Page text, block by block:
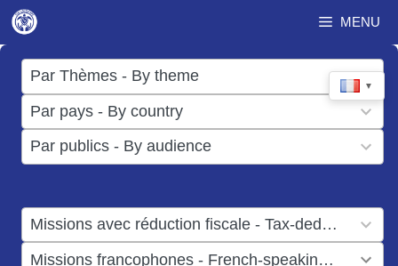
Aller
au
contenu
MENU
▼
Par Thèmes - By theme
17
results
available
Par pays - By country
50
results
available
Par publics - By audience
results
Missions avec réduction fiscale - Tax-deductible missions
result
available
Missions francophones - French-speaking missions